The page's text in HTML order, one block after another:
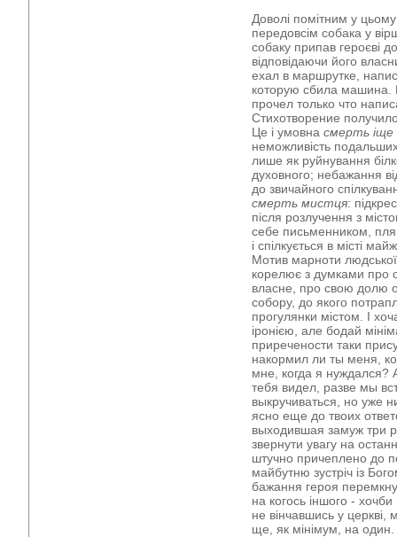
Доволі помітним у
передовсім собака у
собаку припав героєві
відповідаючи його
ехал в маршрутке,
которую сбила машина.
прочел только что
Стихотворение
Це і умовна смерть
неможливість
лише як руйнування
духовного; небажання
до звичайного
смерть мистця:
після розлучення з
себе письменником,
і спілкується в місті
Мотив марноти людської
корелює з думками про
власне, про свою долю
собору, до якого
прогулянки містом. І
іронією, але бодай
приречености таки
накормил ли ты меня,
мне, когда я нуждался?
тебя видел, разве мы
выкручиваться, но уже
ясно еще до твоих
выходившая замуж три
звернути увагу на
штучно причеплено до
майбутню зустріч із
бажання героя
на когось іншого -
не вінчавшись у
ще, як мінімум, на один.